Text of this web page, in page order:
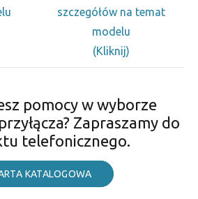
szczegółów na temat
modelu
(Kliknij)
pomocy w wyborze
Zapraszamy do
telefonicznego.
KATALOGOWA